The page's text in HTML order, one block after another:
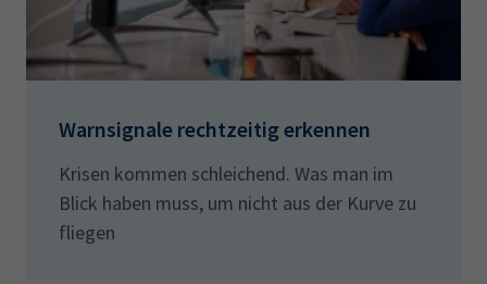
Warnsignale rechtzeitig erkennen
Krisen kommen schleichend. Was man im
Blick haben muss, um nicht aus der Kurve zu
fliegen